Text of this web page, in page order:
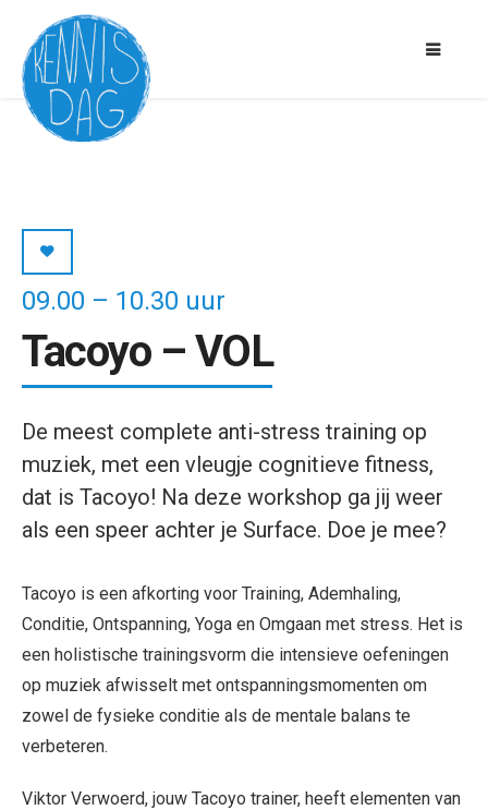
09.00 – 10.30 uur
Tacoyo – VOL
De meest complete anti-stress training op
muziek, met een vleugje cognitieve fitness,
dat is Tacoyo! Na deze workshop ga jij weer
als een speer achter je Surface. Doe je mee?
Tacoyo is een afkorting voor Training, Ademhaling,
Conditie, Ontspanning, Yoga en Omgaan met stress. Het is
een holistische trainingsvorm die intensieve oefeningen
op muziek afwisselt met ontspanningsmomenten om
zowel de fysieke conditie als de mentale balans te
verbeteren.
Viktor Verwoerd, jouw Tacoyo trainer, heeft elementen van